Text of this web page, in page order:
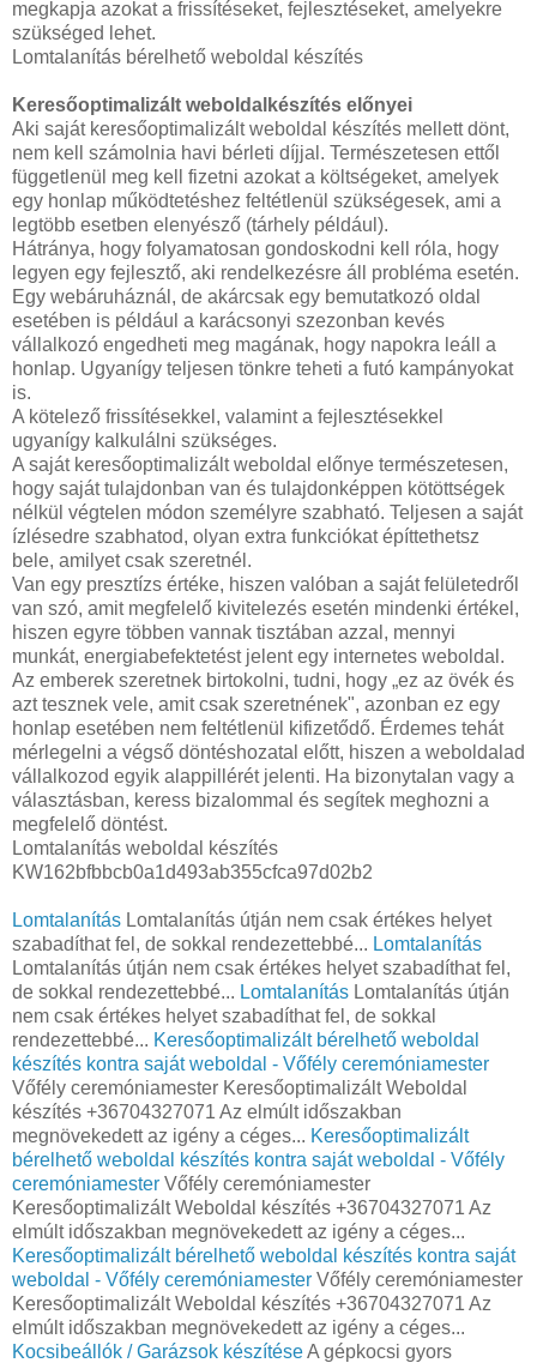
megkapja azokat a frissítéseket, fejlesztéseket, amelyekre
szükséged lehet.
Lomtalanítás bérelhető weboldal készítés
Keresőoptimalizált weboldalkészítés előnyei
Aki saját keresőoptimalizált weboldal készítés mellett dönt,
nem kell számolnia havi bérleti díjjal. Természetesen ettől
függetlenül meg kell fizetni azokat a költségeket, amelyek
egy honlap működtetéshez feltétlenül szükségesek, ami a
legtöbb esetben elenyésző (tárhely például).
Hátránya, hogy folyamatosan gondoskodni kell róla, hogy
legyen egy fejlesztő, aki rendelkezésre áll probléma esetén.
Egy webáruháznál, de akárcsak egy bemutatkozó oldal
esetében is például a karácsonyi szezonban kevés
vállalkozó engedheti meg magának, hogy napokra leáll a
honlap. Ugyanígy teljesen tönkre teheti a futó kampányokat
is.
A kötelező frissítésekkel, valamint a fejlesztésekkel
ugyanígy kalkulálni szükséges.
A saját keresőoptimalizált weboldal előnye természetesen,
hogy saját tulajdonban van és tulajdonképpen kötöttségek
nélkül végtelen módon személyre szabható. Teljesen a saját
ízlésedre szabhatod, olyan extra funkciókat építtethetsz
bele, amilyet csak szeretnél.
Van egy presztízs értéke, hiszen valóban a saját felületedről
van szó, amit megfelelő kivitelezés esetén mindenki értékel,
hiszen egyre többen vannak tisztában azzal, mennyi
munkát, energiabefektetést jelent egy internetes weboldal.
Az emberek szeretnek birtokolni, tudni, hogy „ez az övék és
azt tesznek vele, amit csak szeretnének", azonban ez egy
honlap esetében nem feltétlenül kifizetődő. Érdemes tehát
mérlegelni a végső döntéshozatal előtt, hiszen a weboldalad
vállalkozod egyik alappillérét jelenti. Ha bizonytalan vagy a
választásban, keress bizalommal és segítek meghozni a
megfelelő döntést.
Lomtalanítás weboldal készítés
KW162bfbbcb0a1d493ab355cfca97d02b2
Lomtalanítás Lomtalanítás útján nem csak értékes helyet
szabadíthat fel, de sokkal rendezettebbé... Lomtalanítás
Lomtalanítás útján nem csak értékes helyet szabadíthat fel,
de sokkal rendezettebbé... Lomtalanítás Lomtalanítás útján
nem csak értékes helyet szabadíthat fel, de sokkal
rendezettebbé... Keresőoptimalizált bérelhető weboldal
készítés kontra saját weboldal - Vőfély ceremóniamester
Vőfély ceremóniamester Keresőoptimalizált Weboldal
készítés +36704327071 Az elmúlt időszakban
megnövekedett az igény a céges... Keresőoptimalizált
bérelhető weboldal készítés kontra saját weboldal - Vőfély
ceremóniamester Vőfély ceremóniamester
Keresőoptimalizált Weboldal készítés +36704327071 Az
elmúlt időszakban megnövekedett az igény a céges...
Keresőoptimalizált bérelhető weboldal készítés kontra saját
weboldal - Vőfély ceremóniamester Vőfély ceremóniamester
Keresőoptimalizált Weboldal készítés +36704327071 Az
elmúlt időszakban megnövekedett az igény a céges...
Kocsibeállók / Garázsok készítéseA gépkocsi gyors